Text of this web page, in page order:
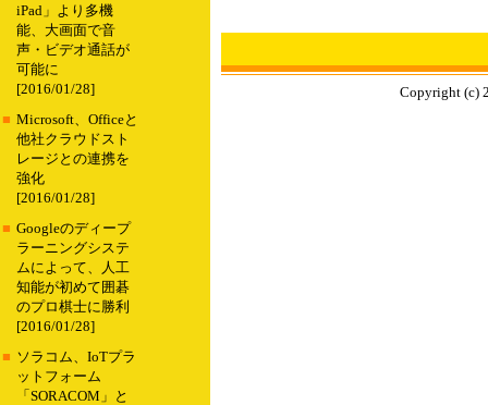
iPad」より多機
能、大画面で音
声・ビデオ通話が
可能に
[2016/01/28]
■ Microsoft、Officeと
他社クラウドスト
レージとの連携を
強化
[2016/01/28]
■ Googleのディープ
ラーニングシステ
ムによって、人工
知能が初めて囲碁
のプロ棋士に勝利
[2016/01/28]
■ ソラコム、IoTプラ
ットフォーム
「SORACOM」と
Copyright (c)